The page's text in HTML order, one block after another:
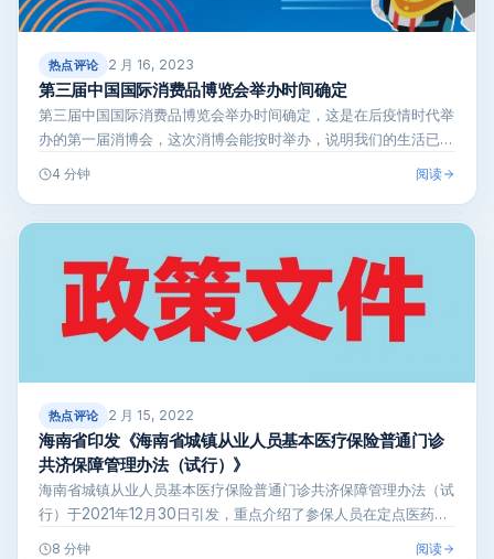
热点评论 2 月 16, 2023
第三届中国国际消费品博览会举办时间确定
第三届中国国际消费品博览会举办时间确定，这是在后疫情时代举
办的第一届消博会，这次消博会能按时举办，说明我们的生活已经
4 分钟 阅读
热点评论 2 月 15, 2022
海南省印发《海南省城镇从业人员基本医疗保险普通门诊
共济保障管理办法（试行）》
海南省城镇从业人员基本医疗保险普通门诊共济保障管理办法（试
行）于2021年12月30日引发，重点介绍了参保人员在定点医药机
构发生的…
8 分钟 阅读